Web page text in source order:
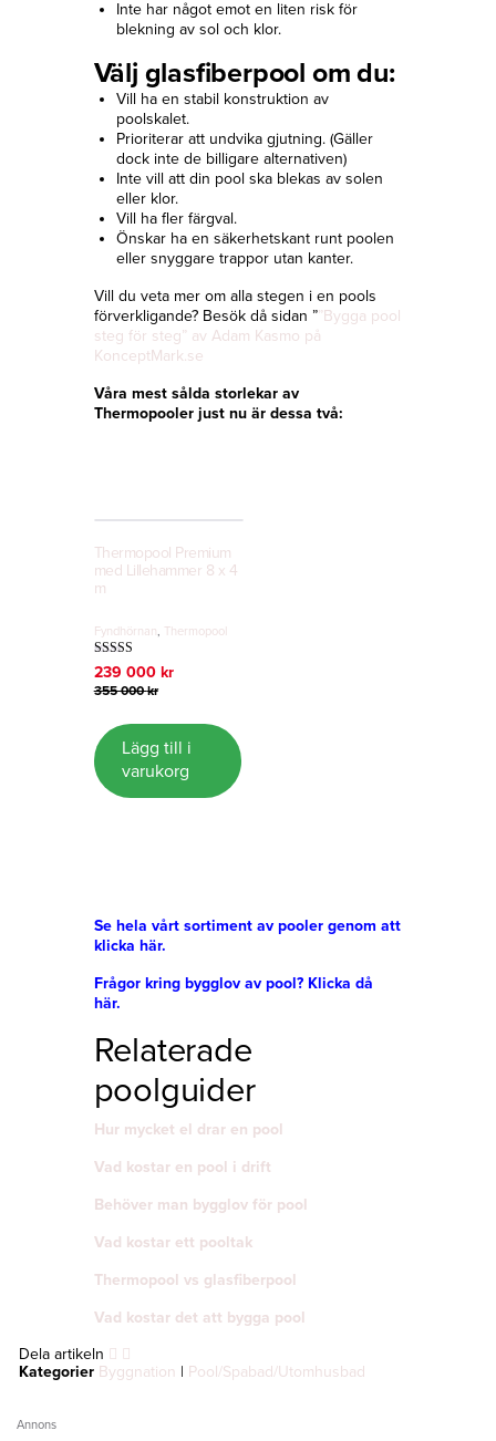
Inte har något emot en liten risk för
blekning av sol och klor.
Välj glasfiberpool om du:
Vill ha en stabil konstruktion av
poolskalet.
Prioriterar att undvika gjutning. (Gäller
dock inte de billigare alternativen)
Inte vill att din pool ska blekas av solen
eller klor.
Vill ha fler färgval.
Önskar ha en säkerhetskant runt poolen
eller snyggare trappor utan kanter.
Vill du veta mer om alla stegen i en pools
förverkligande? Besök då sidan ””Bygga pool
steg för steg” av Adam Kasmo på
KonceptMark.se
Våra mest sålda storlekar av
Thermopooler just nu är dessa två:
Thermopool Premium
med Lillehammer 8 x 4
m
Fyndhörnan, Thermopool
Betygsatt
5.00
av 5
355 000kr
Det
ursprungliga
355
000 kr.
239 000 kr
Det
nuvarande
239
000 kr.Lägg till i
varukorg
Se hela vårt sortiment av pooler genom att
klicka här.
Frågor kring bygglov av pool? Klicka då
här.
Relaterade
poolguider
Hur mycket el drar en pool
Vad kostar en pool i drift
Behöver man bygglov för pool
Vad kostar ett pooltak
Thermopool vs glasfiberpool
Vad kostar det att bygga pool
Dela artikeln
Kategorier Byggnation | Pool/Spabad/Utomhusbad
Annons